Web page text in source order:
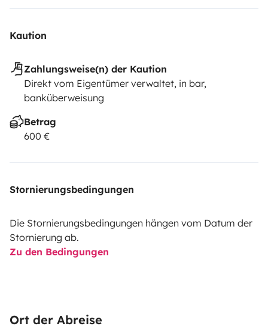
Kaution
Zahlungsweise(n) der Kaution
Direkt vom Eigentümer verwaltet, in bar,
banküberweisung
Betrag
600 €
Stornierungsbedingungen
Die Stornierungsbedingungen hängen vom Datum der
Stornierung ab.
Zu den Bedingungen
Ort der Abreise